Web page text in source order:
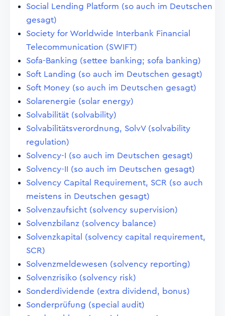
Social Lending Platform (so auch im Deutschen
gesagt)
Society for Worldwide Interbank Financial
Telecommunication (SWIFT)
Sofa-Banking (settee banking; sofa banking)
Soft Landing (so auch im Deutschen gesagt)
Soft Money (so auch im Deutschen gesagt)
Solarenergie (solar energy)
Solvabilität (solvability)
Solvabilitätsverordnung, SolvV (solvability
regulation)
Solvency-I (so auch im Deutschen gesagt)
Solvency-II (so auch im Deutschen gesagt)
Solvency Capital Requirement, SCR (so auch
meistens in Deutschen gesagt)
Solvenzaufsicht (solvency supervision)
Solvenzbilanz (solvency balance)
Solvenzkapital (solvency capital requirement,
SCR)
Solvenzmeldewesen (solvency reporting)
Solvenzrisiko (solvency risk)
Sonderdividende (extra dividend, bonus)
Sonderprüfung (special audit)